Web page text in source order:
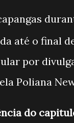
até o final
por
Poliana
do